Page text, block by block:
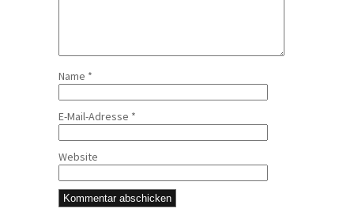
Name *
E-Mail-Adresse *
Website